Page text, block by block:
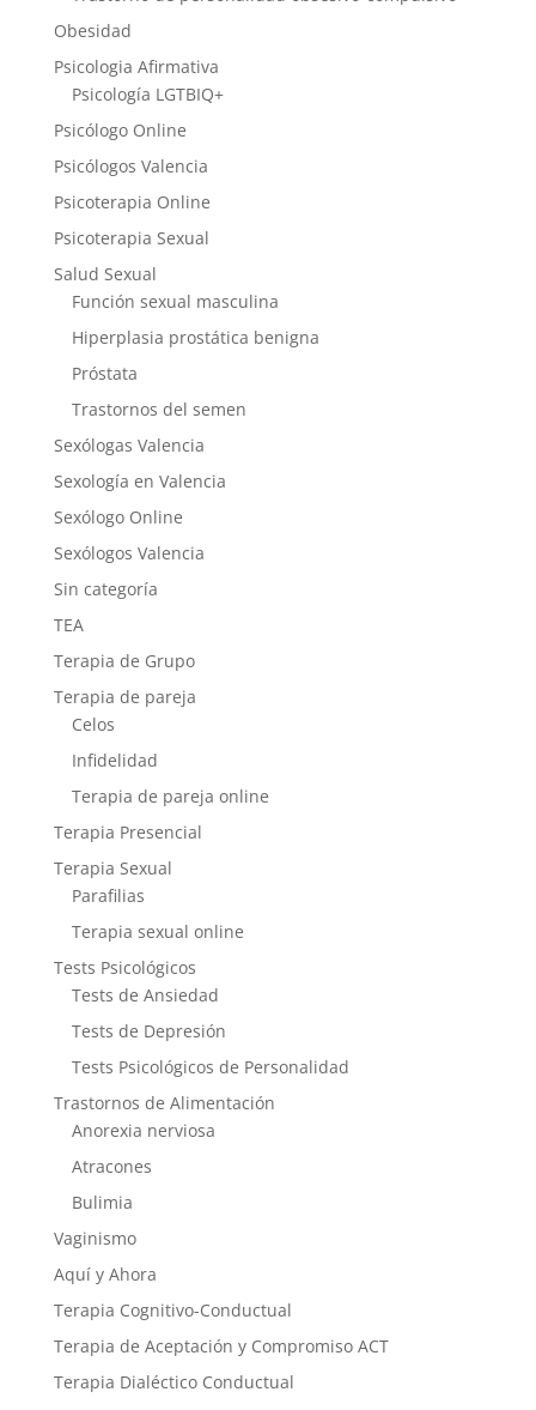
Obesidad
Psicologia Afirmativa
Psicología LGTBIQ+
Psicólogo Online
Psicólogos Valencia
Psicoterapia Online
Psicoterapia Sexual
Salud Sexual
Función sexual masculina
Hiperplasia prostática benigna
Próstata
Trastornos del semen
Sexólogas Valencia
Sexología en Valencia
Sexólogo Online
Sexólogos Valencia
Sin categoría
TEA
Terapia de Grupo
Terapia de pareja
Celos
Infidelidad
Terapia de pareja online
Terapia Presencial
Terapia Sexual
Parafilias
Terapia sexual online
Tests Psicológicos
Tests de Ansiedad
Tests de Depresión
Tests Psicológicos de Personalidad
Trastornos de Alimentación
Anorexia nerviosa
Atracones
Bulimia
Vaginismo
Aquí y Ahora
Terapia Cognitivo-Conductual
Terapia de Aceptación y Compromiso ACT
Terapia Dialéctico Conductual